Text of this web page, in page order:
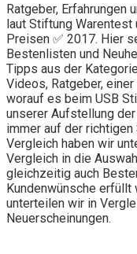
Ratgeber, Erfahrungen
laut Stiftung
Preisen ✅ 2017. Hier
Bestenlisten und
Tipps aus der
Videos, Ratgeber,
worauf es beim USB
unserer Aufstellung
immer auf der richtigen
Vergleich haben wir
Vergleich in die
gleichzeitig auch
Kundenwünsche
unterteilen wir in
Neuerscheinungen.